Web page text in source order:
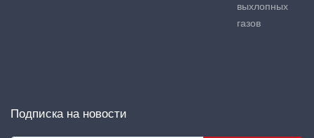
выхлопных
газов
Подписка на новости